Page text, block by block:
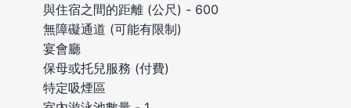
與住宿之間的距離 (公尺) - 600
無障礙通道 (可能有限制)
宴會廳
保母或托兒服務 (付費)
特定吸煙區